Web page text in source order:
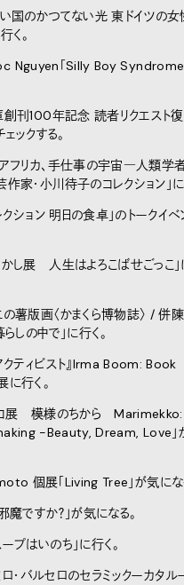
い国のかつてない光 東ドイツの
く。
Nguyen「Silly Boy Syndrome
創刊100年記念 読者リクエスト
ックする。
アフリカ、手仕事の宇宙―人類学
家・小川待子のコレクション」に
クション 明日の食卓」のトークイベ
かし展 人生はよろこばせごっこ
の薯版画〈かまくら博物誌〉 / 併
しの中で」に行く。
クティビスト』Irma Boom: Book
行く。
コ展 模様のちから
-Beauty, Dream, Love」
個展「Living Tree」が気にな
魔ですか？」が気になる。
プはいのち」に行く。
ロ・バルセロのセラミックーカタル